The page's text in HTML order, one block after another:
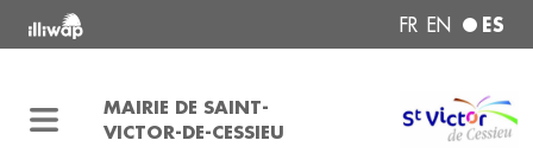
FR EN ES
MAIRIE DE SAINT-
VICTOR-DE-CESSIEU